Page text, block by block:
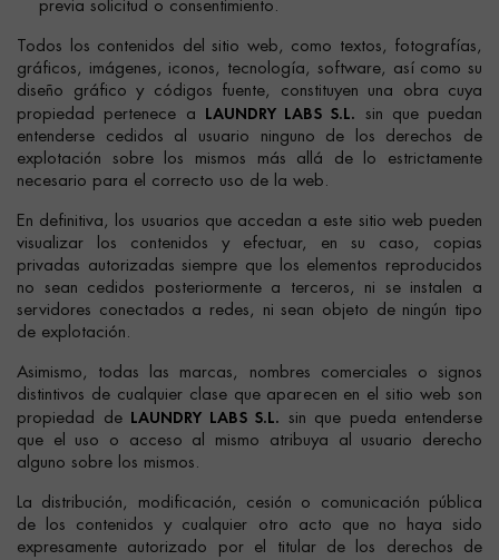
previa solicitud o consentimiento.
Todos los contenidos del sitio web, como textos, fotografías,
gráficos, imágenes, iconos, tecnología, software, así como su
diseño gráfico y códigos fuente, constituyen una obra cuya
propiedad pertenece a LAUNDRY LABS S.L. sin que puedan
entenderse cedidos al usuario ninguno de los derechos de
explotación sobre los mismos más allá de lo estrictamente
necesario para el correcto uso de la web.
En definitiva, los usuarios que accedan a este sitio web pueden
visualizar los contenidos y efectuar, en su caso, copias
privadas autorizadas siempre que los elementos reproducidos
no sean cedidos posteriormente a terceros, ni se instalen a
servidores conectados a redes, ni sean objeto de ningún tipo
de explotación.
Asimismo, todas las marcas, nombres comerciales o signos
distintivos de cualquier clase que aparecen en el sitio web son
propiedad de LAUNDRY LABS S.L. sin que pueda entenderse
que el uso o acceso al mismo atribuya al usuario derecho
alguno sobre los mismos.
La distribución, modificación, cesión o comunicación pública
de los contenidos y cualquier otro acto que no haya sido
expresamente autorizado por el titular de los derechos de